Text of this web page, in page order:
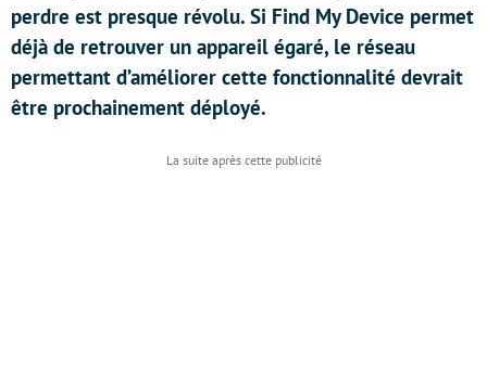
perdre est presque révolu. Si Find My Device permet
déjà de retrouver un appareil égaré, le réseau
permettant d’améliorer cette fonctionnalité devrait
être prochainement déployé.